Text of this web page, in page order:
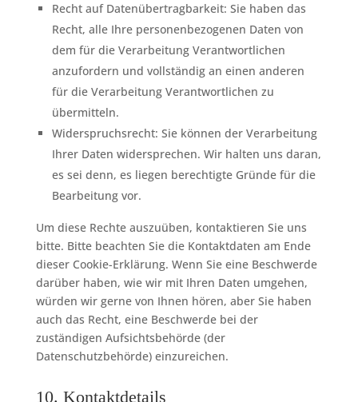
Recht auf Datenübertragbarkeit: Sie haben das
Recht, alle Ihre personenbezogenen Daten von
dem für die Verarbeitung Verantwortlichen
anzufordern und vollständig an einen anderen
für die Verarbeitung Verantwortlichen zu
übermitteln.
Widerspruchsrecht: Sie können der Verarbeitung
Ihrer Daten widersprechen. Wir halten uns daran,
es sei denn, es liegen berechtigte Gründe für die
Bearbeitung vor.
Um diese Rechte auszuüben, kontaktieren Sie uns
bitte. Bitte beachten Sie die Kontaktdaten am Ende
dieser Cookie-Erklärung. Wenn Sie eine Beschwerde
darüber haben, wie wir mit Ihren Daten umgehen,
würden wir gerne von Ihnen hören, aber Sie haben
auch das Recht, eine Beschwerde bei der
zuständigen Aufsichtsbehörde (der
Datenschutzbehörde) einzureichen.
10. Kontaktdetails